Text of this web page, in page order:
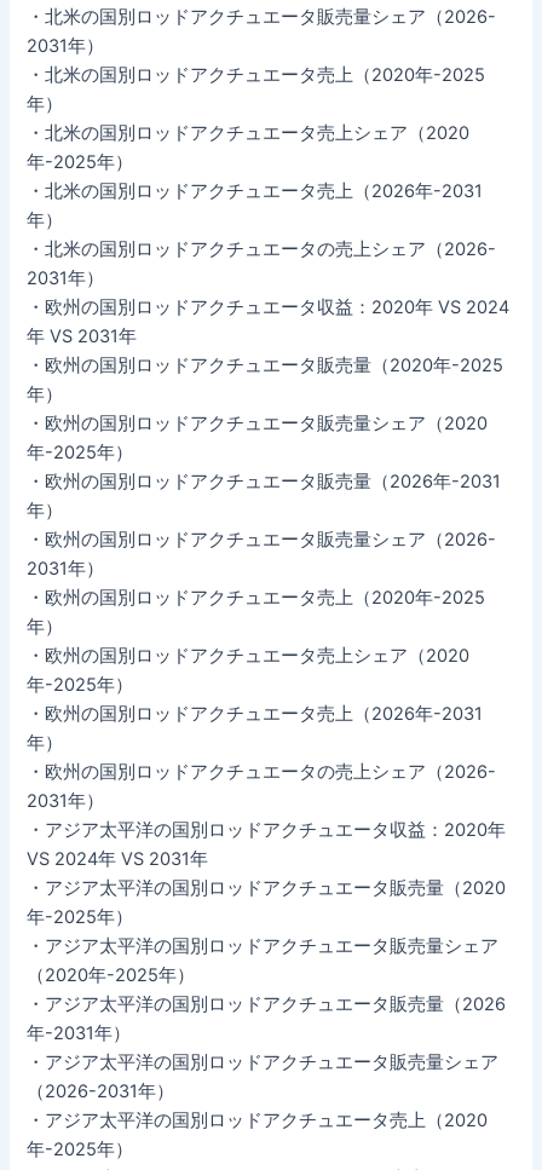
・北米の国別ロッドアクチュエータ販売量シェア（2026-
2031年）
・北米の国別ロッドアクチュエータ売上（2020年-2025
年）
・北米の国別ロッドアクチュエータ売上シェア（2020
年-2025年）
・北米の国別ロッドアクチュエータ売上（2026年-2031
年）
・北米の国別ロッドアクチュエータの売上シェア（2026-
2031年）
・欧州の国別ロッドアクチュエータ収益：2020年 VS 2024
年 VS 2031年
・欧州の国別ロッドアクチュエータ販売量（2020年-2025
年）
・欧州の国別ロッドアクチュエータ販売量シェア（2020
年-2025年）
・欧州の国別ロッドアクチュエータ販売量（2026年-2031
年）
・欧州の国別ロッドアクチュエータ販売量シェア（2026-
2031年）
・欧州の国別ロッドアクチュエータ売上（2020年-2025
年）
・欧州の国別ロッドアクチュエータ売上シェア（2020
年-2025年）
・欧州の国別ロッドアクチュエータ売上（2026年-2031
年）
・欧州の国別ロッドアクチュエータの売上シェア（2026-
2031年）
・アジア太平洋の国別ロッドアクチュエータ収益：2020年
VS 2024年 VS 2031年
・アジア太平洋の国別ロッドアクチュエータ販売量（2020
年-2025年）
・アジア太平洋の国別ロッドアクチュエータ販売量シェア
（2020年-2025年）
・アジア太平洋の国別ロッドアクチュエータ販売量（2026
年-2031年）
・アジア太平洋の国別ロッドアクチュエータ販売量シェア
（2026-2031年）
・アジア太平洋の国別ロッドアクチュエータ売上（2020
年-2025年）